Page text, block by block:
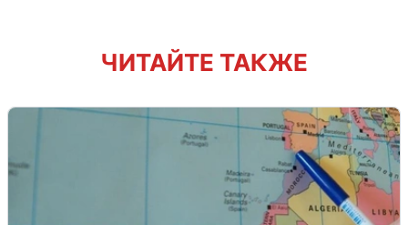
ЧИТАЙТЕ ТАКЖЕ